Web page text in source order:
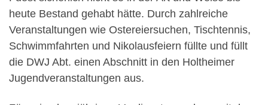
heute Bestand gehabt hätte. Durch zahlreiche
Veranstaltungen wie Ostereiersuchen, Tischtennis,
Schwimmfahrten und Nikolausfeiern füllte und füllt
die DWJ Abt. einen Abschnitt in den Holtheimer
Jugendveranstaltungen aus.